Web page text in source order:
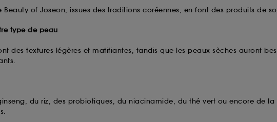
Beauty of Joseon, issues des traditions coréennes, en font des produits de
type de peau
des textures légères et matifiantes, tandis que les peaux sèches auront
du riz, des probiotiques, du niacinamide, du thé vert ou encore de
collectées par ces Cookies, pour les finalités acceptées,
ou en magasin. Pour refuser tous les cookies, cliques sur